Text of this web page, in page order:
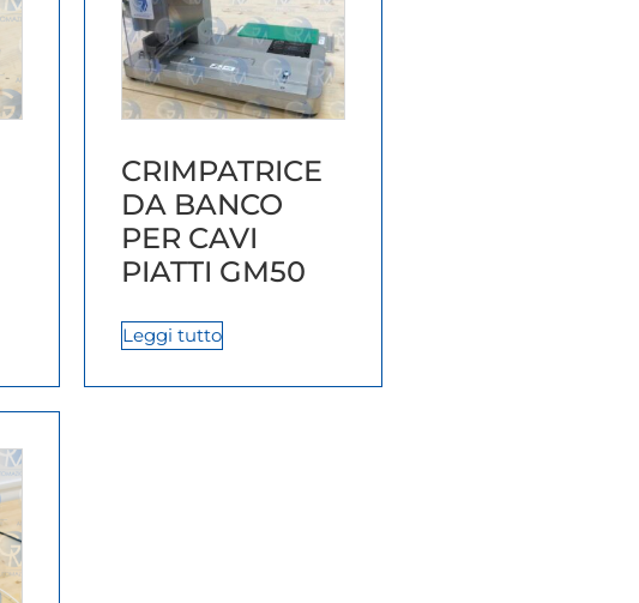
CRIMPATRICE
DA BANCO
PER CAVI
PIATTI GM50
Leggi tutto